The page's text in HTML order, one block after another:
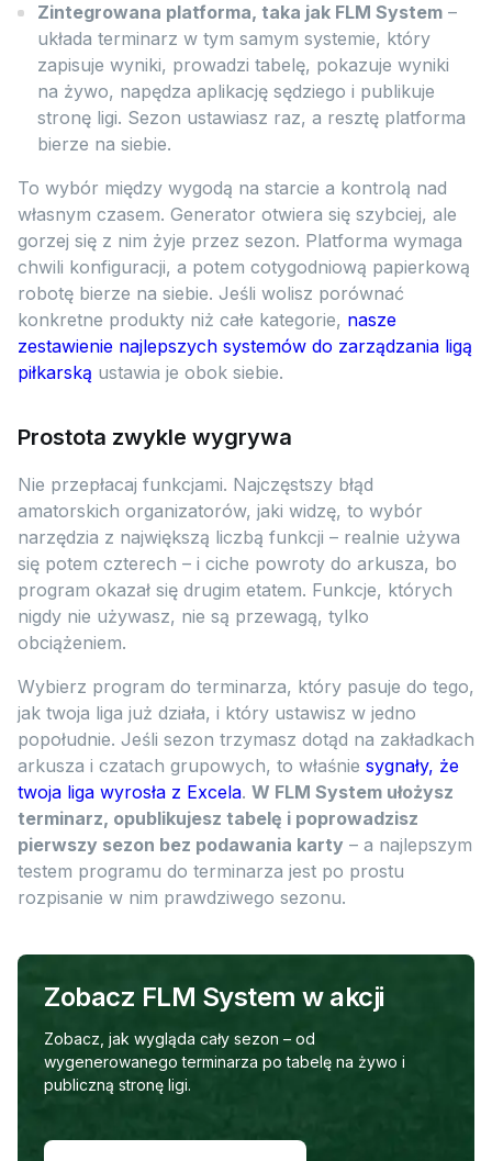
Zintegrowana platforma, taka jak FLM System –
układa terminarz w tym samym systemie, który
zapisuje wyniki, prowadzi tabelę, pokazuje wyniki
na żywo, napędza aplikację sędziego i publikuje
stronę ligi. Sezon ustawiasz raz, a resztę platforma
bierze na siebie.
To wybór między wygodą na starcie a kontrolą nad
własnym czasem. Generator otwiera się szybciej, ale
gorzej się z nim żyje przez sezon. Platforma wymaga
chwili konfiguracji, a potem cotygodniową papierkową
robotę bierze na siebie. Jeśli wolisz porównać
konkretne produkty niż całe kategorie, nasze
zestawienie najlepszych systemów do zarządzania ligą
piłkarską ustawia je obok siebie.
Prostota zwykle wygrywa
Nie przepłacaj funkcjami. Najczęstszy błąd
amatorskich organizatorów, jaki widzę, to wybór
narzędzia z największą liczbą funkcji – realnie używa
się potem czterech – i ciche powroty do arkusza, bo
program okazał się drugim etatem. Funkcje, których
nigdy nie używasz, nie są przewagą, tylko
obciążeniem.
Wybierz program do terminarza, który pasuje do tego,
jak twoja liga już działa, i który ustawisz w jedno
popołudnie. Jeśli sezon trzymasz dotąd na zakładkach
arkusza i czatach grupowych, to właśnie sygnały, że
twoja liga wyrosła z Excela. W FLM System ułożysz
terminarz, opublikujesz tabelę i poprowadzisz
pierwszy sezon bez podawania karty – a najlepszym
testem programu do terminarza jest po prostu
rozpisanie w nim prawdziwego sezonu.
Zobacz FLM System w akcji
Zobacz, jak wygląda cały sezon – od
wygenerowanego terminarza po tabelę na żywo i
publiczną stronę ligi.